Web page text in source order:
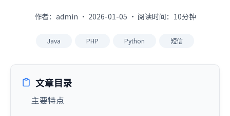
作者：admin · 2026-01-05 · 阅读时间：10分钟
Java PHP Python 短信
文章目录
主要特点